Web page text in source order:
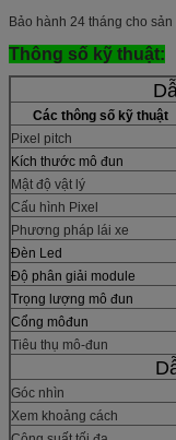
Bảo hành 24 tháng cho
Thông số kỹ thuật:
Các thông số kỹ thuật
Pixel pitch
Kích thước mô đun
Mật độ vật lý
Cấu hình Pixel
Phương pháp lái xe
Đèn Led
Độ phân giải module
Trọng lượng mô đun
Cổng môđun
Tiêu thụ mô-đun
Góc nhìn
Xem khoảng cách